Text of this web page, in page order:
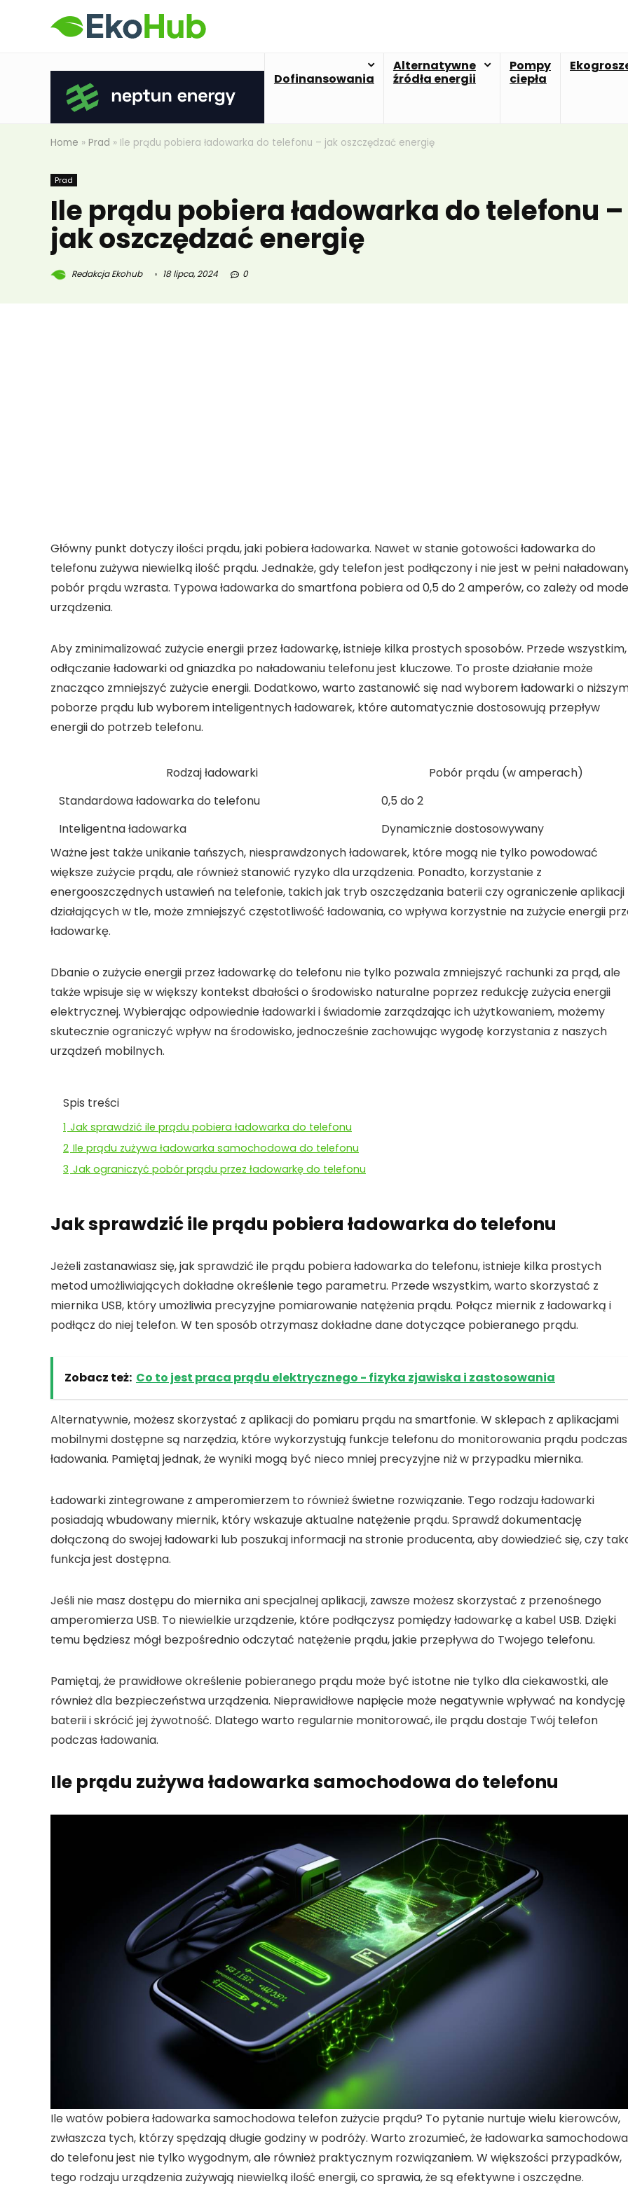
Dofinansowania
Alternatywne
źródła energii
Pompy
ciepła
Home » Prad » Ile prądu pobiera ładowarka do telefonu – jak oszczędzać energię
Prad
Ile prądu pobiera ładowarka do telefonu –
jak oszczędzać energię
Redakcja Ekohub 18 lipca, 2024 0
Główny punkt dotyczy ilości prądu, jaki pobiera ładowarka. Nawet w stanie gotowościładowarka do
telefonu zużywa niewielką ilość prądu. Jednakże, gdy telefon jest podłączony i nie jest w pełni
pobór prądu wzrasta. Typowa ładowarka do smartfona pobiera od0,5 do 2 amperów, co zależy od
urządzenia.
Aby zminimalizować zużycie energii przez ładowarkę, istnieje kilka prostych sposobów. Przede wszystkim,
odłączanie ładowarki od gniazdka po naładowaniu telefonu jest kluczowe. To proste działanie może
znacząco zmniejszyć zużycie energii. Dodatkowo, warto zastanowić się nad wyborem ładowarki o
poborze prądu lub wyborem inteligentnych ładowarek, które automatycznie dostosowują przepływ
energii do potrzeb telefonu.
Rodzaj ładowarki
Pobór prądu (w amperach)
Standardowa ładowarka do telefonu
0,5 do 2
Inteligentna ładowarka
Dynamicznie dostosowywany
Ważne jest także unikanie tańszych, niesprawdzonych ładowarek, które mogą nie tylko powodować
większe zużycie prądu, ale również stanowić ryzyko dla urządzenia. Ponadto, korzystanie z
energooszczędnych ustawień na telefonie, takich jak tryb oszczędzania baterii czy ograniczenie aplikacji
działających w tle, może zmniejszyć częstotliwość ładowania, co wpływa korzystnie na zużycie energii
ładowarkę.
Dbanie o zużycie energii przez ładowarkę do telefonu nie tylko pozwala zmniejszyć rachunki za prąd, ale
także wpisuje się w większy kontekst dbałości o środowisko naturalne poprzez redukcję zużycia energii
elektrycznej. Wybierając odpowiednie ładowarki i świadomie zarządzając ich użytkowaniem, możemy
skutecznie ograniczyć wpływ na środowisko, jednocześnie zachowując wygodę korzystania z naszych
urządzeń mobilnych.
Spis treści
1 Jak sprawdzić ile prądu pobiera ładowarka do telefonu
2 Ile prądu zużywa ładowarka samochodowa do telefonu
3 Jak ograniczyć pobór prądu przez ładowarkę do telefonu
Jak sprawdzić ile prądu pobiera ładowarka do telefonu
Jeżeli zastanawiasz się,jak sprawdzić ile prądu pobiera ładowarka do telefonu, istnieje kilka prostych
metod umożliwiających dokładne określenie tego parametru. Przede wszystkim, warto skorzystać z
miernika USB, który umożliwia precyzyjne pomiarowanie natężenia prądu. Połącz miernik z ładowarką i
podłącz do niej telefon. W ten sposób otrzymasz dokładne dane dotyczące pobieranego prądu.
Zobacz też: Co to jest praca prądu elektrycznego - fizyka zjawiska i zastosowania
Alternatywnie, możesz skorzystać z aplikacji do pomiaru prądu na smartfonie. W sklepach z aplikacjami
mobilnymi dostępne są narzędzia, które wykorzystują funkcje telefonu do monitorowania prądu podczas
ładowania. Pamiętaj jednak, że wyniki mogą być nieco mniej precyzyjne niż w przypadku miernika.
Ładowarki zintegrowane z amperomierzem to również świetne rozwiązanie. Tego rodzaju ładowarki
posiadają wbudowany miernik, który wskazuje aktualne natężenie prądu. Sprawdź dokumentację
dołączoną do swojej ładowarki lub poszukaj informacji na stronie producenta, aby dowiedzieć się, czy
funkcja jest dostępna.
Jeśli nie masz dostępu do miernika ani specjalnej aplikacji, zawsze możesz skorzystać z przenośnego
amperomierza USB. To niewielkie urządzenie, które podłączysz pomiędzy ładowarkę a kabel USB. Dzięki
temu będziesz mógł bezpośrednio odczytać natężenie prądu, jakie przepływa do Twojego telefonu.
Pamiętaj, że prawidłowe określenie pobieranego prądu może być istotne nie tylko dla ciekawostki, ale
również dla bezpieczeństwa urządzenia. Nieprawidłowe napięcie może negatywnie wpływać na kondycję
baterii i skrócić jej żywotność. Dlatego warto regularnie monitorować, ile prądu dostaje Twój telefon
podczas ładowania.
Ile prądu zużywa ładowarka samochodowa do telefonu
Ile watów pobiera ładowarka samochodowa telefon zużycie prądu? To pytanie nurtuje wielu kierowców,
zwłaszcza tych, którzy spędzają długie godziny w podróży. Warto zrozumieć, żeładowarka samochodowa
do telefonujest nie tylko wygodnym, ale również praktycznym rozwiązaniem. W większości przypadków,
tego rodzaju urządzenia zużywają niewielką ilość energii, co sprawia, że są efektywne i oszczędne.